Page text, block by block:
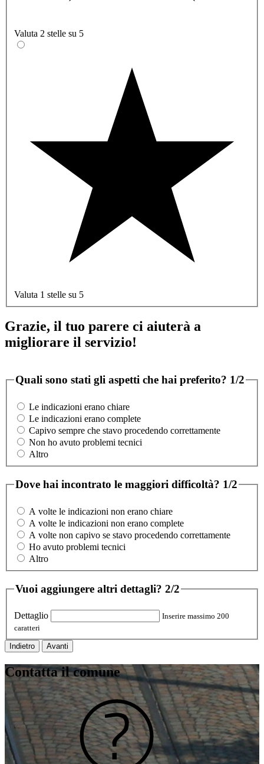
Valuta 2 stelle su 5
Valuta 1 stelle su 5
Grazie, il tuo parere ci aiuterà a
migliorare il servizio!
Quali sono stati gli aspetti che hai preferito? 1/2
Le indicazioni erano chiare
Le indicazioni erano complete
Capivo sempre che stavo procedendo correttamente
Non ho avuto problemi tecnici
Altro
Dove hai incontrato le maggiori difficoltà? 1/2
A volte le indicazioni non erano chiare
A volte le indicazioni non erano complete
A volte non capivo se stavo procedendo correttamente
Ho avuto problemi tecnici
Altro
Vuoi aggiungere altri dettagli? 2/2
Dettaglio
Inserire massimo 200
caratteri
Indietro Avanti
Contatta il comune